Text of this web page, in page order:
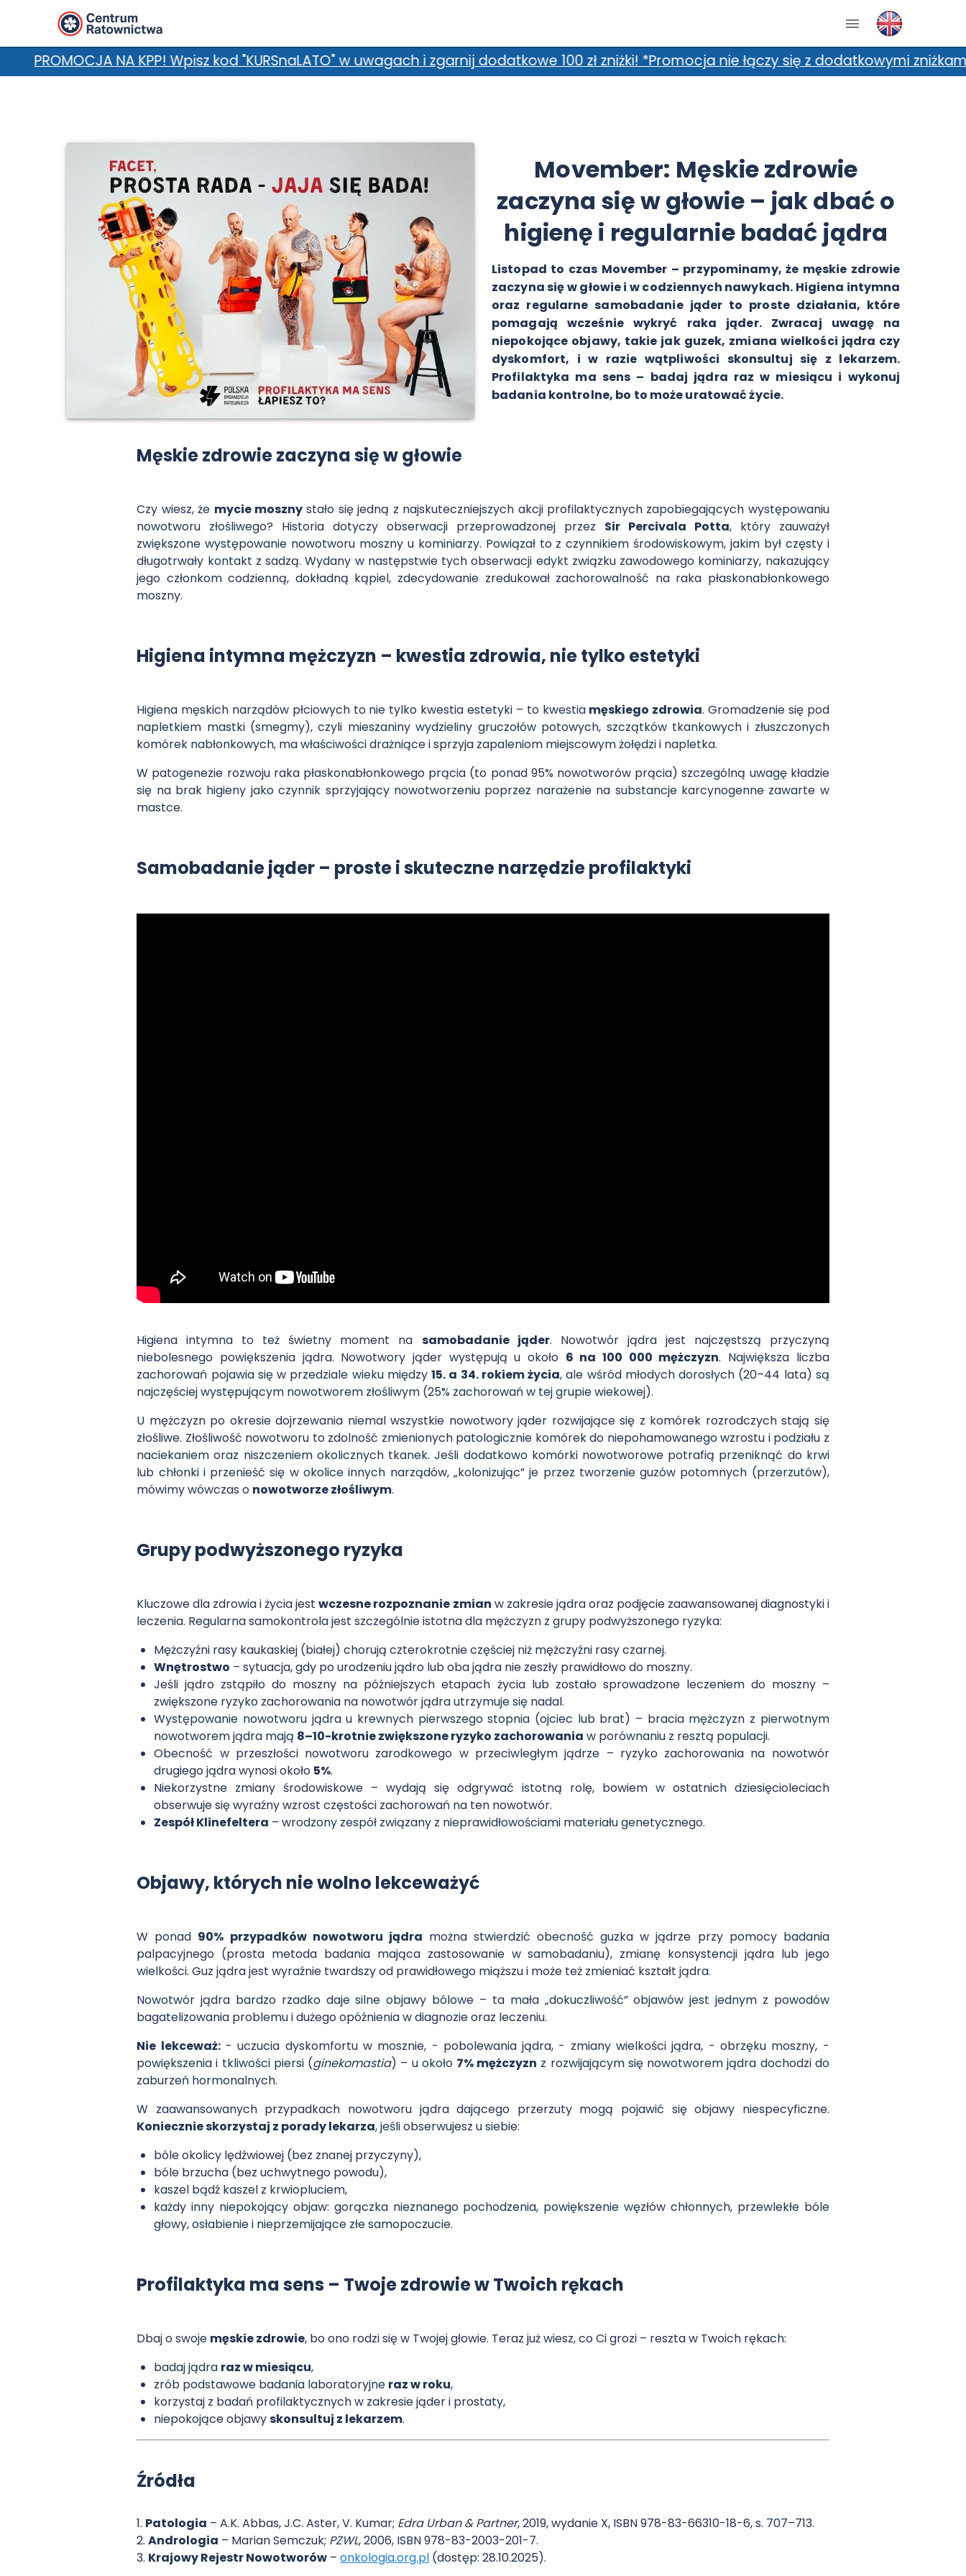
KPP! Wpisz kod "KURSnaLATO" w uwagach i zgarnij dodatkowe 100 zł zniżki! *Promocja nie łączy się z dodatkowymi zniżkami, m.in. kartami
Movember: Męskie zdrowie
zaczyna się w głowie – jak dbać o
higienę i regularnie badać jądra
Listopad to czas Movember – przypominamy, że męskie zdrowie
zaczyna się w głowie i w codziennych nawykach. Higiena intymna
oraz regularne samobadanie jąder to proste działania, które
pomagają wcześnie wykryć raka jąder. Zwracaj uwagę na
niepokojące objawy, takie jak guzek, zmiana wielkości jądra czy
dyskomfort, i w razie wątpliwości skonsultuj się z lekarzem.
Profilaktyka ma sens – badaj jądra raz w miesiącu i wykonuj
badania kontrolne, bo to może uratować życie.
Męskie zdrowie zaczyna się w głowie
Czy wiesz, że mycie mosznystało się jedną z najskuteczniejszych akcji profilaktycznych zapobiegających występowaniu
nowotworu złośliwego? Historia dotyczy obserwacji przeprowadzonej przez Sir Percivala Potta, który zauważył
zwiększone występowanie nowotworu moszny u kominiarzy. Powiązał to z czynnikiem środowiskowym, jakim był częsty i
długotrwały kontakt z sadzą. Wydany w następstwie tych obserwacji edykt związku zawodowego kominiarzy, nakazujący
jego członkom codzienną, dokładną kąpiel, zdecydowanie zredukował zachorowalność na raka płaskonabłonkowego
moszny.
Higiena intymna mężczyzn – kwestia zdrowia, nie tylko estetyki
Higiena męskich narządów płciowych to nie tylko kwestia estetyki – to kwestia męskiego zdrowia. Gromadzenie się pod
napletkiem mastki (smegmy), czyli mieszaniny wydzieliny gruczołów potowych, szczątków tkankowych i złuszczonych
komórek nabłonkowych, ma właściwości drażniące i sprzyja zapaleniom miejscowym żołędzi i napletka.
W patogenezie rozwoju raka płaskonabłonkowego prącia (to ponad 95% nowotworów prącia) szczególną uwagę kładzie
się na brak higieny jako czynnik sprzyjający nowotworzeniu poprzez narażenie na substancje karcynogenne zawarte w
mastce.
Samobadanie jąder – proste i skuteczne narzędzie profilaktyki
Higiena intymna to też świetny moment na samobadanie jąder. Nowotwór jądra jest najczęstszą przyczyną
niebolesnego powiększenia jądra. Nowotwory jąder występują u około 6 na 100 000 mężczyzn. Największa liczba
zachorowań pojawia się w przedziale wieku między 15. a 34. rokiem życia, ale wśród młodych dorosłych (20–44 lata) są
najczęściej występującym nowotworem złośliwym (25% zachorowań w tej grupie wiekowej).
U mężczyzn po okresie dojrzewania niemal wszystkie nowotwory jąder rozwijające się z komórek rozrodczych stają się
złośliwe. Złośliwość nowotworu to zdolność zmienionych patologicznie komórek do niepohamowanego wzrostu i podziału z
naciekaniem oraz niszczeniem okolicznych tkanek. Jeśli dodatkowo komórki nowotworowe potrafią przeniknąć do krwi
lub chłonki i przenieść się w okolice innych narządów, „kolonizując” je przez tworzenie guzów potomnych (przerzutów),
mówimy wówczas o nowotworze złośliwym.
Grupy podwyższonego ryzyka
Kluczowe dla zdrowia i życia jestwczesne rozpoznanie zmian w zakresie jądra oraz podjęcie zaawansowanej diagnostyki i
leczenia. Regularna samokontrola jest szczególnie istotna dla mężczyzn z grupy podwyższonego ryzyka:
Mężczyźni rasy kaukaskiej (białej) chorują czterokrotnie częściej niż mężczyźni rasy czarnej.
Wnętrostwo – sytuacja, gdy po urodzeniu jądro lub oba jądra nie zeszły prawidłowo do moszny.
Jeśli jądro zstąpiło do moszny na późniejszych etapach życia lub zostało sprowadzone leczeniem do moszny –
zwiększone ryzyko zachorowania na nowotwór jądra utrzymuje się nadal.
Występowanie nowotworu jądra u krewnych pierwszego stopnia (ojciec lub brat) – bracia mężczyzn z pierwotnym
nowotworem jądra mają 8–10-krotnie zwiększone ryzyko zachorowania w porównaniu z resztą populacji.
Obecność w przeszłości nowotworu zarodkowego w przeciwległym jądrze – ryzyko zachorowania na nowotwór
drugiego jądra wynosi około 5%.
Niekorzystne zmiany środowiskowe – wydają się odgrywać istotną rolę, bowiem w ostatnich dziesięcioleciach
obserwuje się wyraźny wzrost częstości zachorowań na ten nowotwór.
Zespół Klinefeltera – wrodzony zespół związany z nieprawidłowościami materiału genetycznego.
Objawy, których nie wolno lekceważyć
W ponad 90% przypadków nowotworu jądra można stwierdzić obecność guzka w jądrze przy pomocy badania
palpacyjnego (prosta metoda badania mająca zastosowanie w samobadaniu), zmianę konsystencji jądra lub jego
wielkości. Guz jądra jest wyraźnie twardszy od prawidłowego miąższu i może też zmieniać kształt jądra.
Nowotwór jądra bardzo rzadko daje silne objawy bólowe – ta mała „dokuczliwość” objawów jest jednym z powodów
bagatelizowania problemu i dużego opóźnienia w diagnozie oraz leczeniu.
Nie lekceważ:- uczucia dyskomfortu w mosznie, - pobolewania jądra, - zmiany wielkości jądra, - obrzęku moszny, -
powiększenia i tkliwości piersi (ginekomastia) – u około 7% mężczyzn z rozwijającym się nowotworem jądra dochodzi do
zaburzeń hormonalnych.
W zaawansowanych przypadkach nowotworu jądra dającego przerzuty mogą pojawić się objawy niespecyficzne.
Koniecznie skorzystaj z porady lekarza, jeśli obserwujesz u siebie:
bóle okolicy lędźwiowej (bez znanej przyczyny),
bóle brzucha (bez uchwytnego powodu),
kaszel bądź kaszel z krwiopluciem,
każdy inny niepokojący objaw: gorączka nieznanego pochodzenia, powiększenie węzłów chłonnych, przewlekłe bóle
głowy, osłabienie i nieprzemijające złe samopoczucie.
Profilaktyka ma sens – Twoje zdrowie w Twoich rękach
Dbaj o swoje męskie zdrowie, bo ono rodzi się w Twojej głowie. Teraz już wiesz, co Ci grozi – reszta w Twoich rękach:
badaj jądra raz w miesiącu,
zrób podstawowe badania laboratoryjne raz w roku,
korzystaj z badań profilaktycznych w zakresie jąder i prostaty,
niepokojące objawyskonsultuj z lekarzem.
Źródła
1. Patologia – A.K. Abbas, J.C. Aster, V. Kumar; Edra Urban & Partner, 2019, wydanie X, ISBN 978-83-66310-18-6, s. 707–713.
2.Andrologia – Marian Semczuk; PZWL, 2006, ISBN 978-83-2003-201-7.
3. Krajowy Rejestr Nowotworów –onkologia.org.pl (dostęp: 28.10.2025).